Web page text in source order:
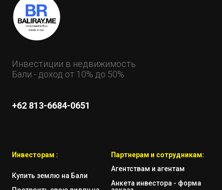
Инвестиции в недвижимость
Бали - доход от 10% до 50%
+62 813-6684-0651
Инвесторам :
Купить землю на Бали
Партнерам и сотрудникам:
Агентствам и агентам
Анкета инвестора - форма